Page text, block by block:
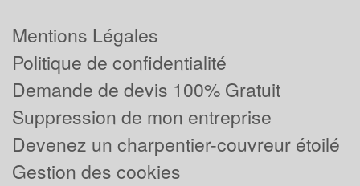
Mentions Légales
Politique de confidentialité
Demande de devis 100% Gratuit
Suppression de mon entreprise
Devenez un charpentier-couvreur étoilé
Gestion des cookies